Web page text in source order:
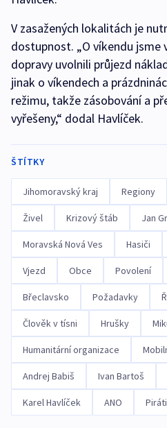
V zasažených lokalitách je
dostupnost. „O víkendu jsme
dopravy uvolnili průjezd
jinak o víkendech a
režimu, takže zásobování a
vyřešeny,“ dodal Havlíček.
ŠTÍTKY
Jihomoravský kraj Regiony
Živel Krizový štáb Jan
Moravská Nová Ves Hasiči
Vjezd Obce Povolení
Břeclavsko Požadavky
Člověk v tísni Hrušky
Humanitární organizace
Andrej Babiš Ivan Bartoš
Karel Havlíček ANO Piráti